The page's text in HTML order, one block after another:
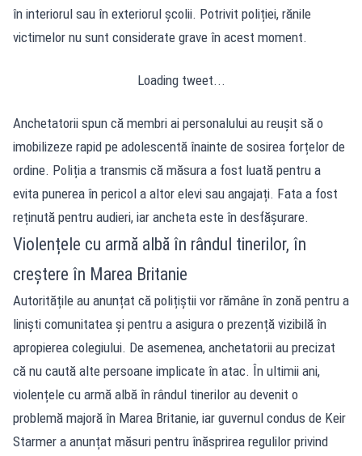
în interiorul sau în exteriorul școlii. Potrivit poliției, rănile
victimelor nu sunt considerate grave în acest moment.
Loading tweet...
Anchetatorii spun că membri ai personalului au reușit să o
imobilizeze rapid pe adolescentă înainte de sosirea forțelor de
ordine. Poliția a transmis că măsura a fost luată pentru a
evita punerea în pericol a altor elevi sau angajați. Fata a fost
reținută pentru audieri, iar ancheta este în desfășurare.
Violențele cu armă albă în rândul tinerilor, în
creștere în Marea Britanie
Autoritățile au anunțat că polițiștii vor rămâne în zonă pentru a
liniști comunitatea și pentru a asigura o prezență vizibilă în
apropierea colegiului. De asemenea, anchetatorii au precizat
că nu caută alte persoane implicate în atac. În ultimii ani,
violențele cu armă albă în rândul tinerilor au devenit o
problemă majoră în Marea Britanie, iar guvernul condus de Keir
Starmer a anunțat măsuri pentru înăsprirea regulilor privind